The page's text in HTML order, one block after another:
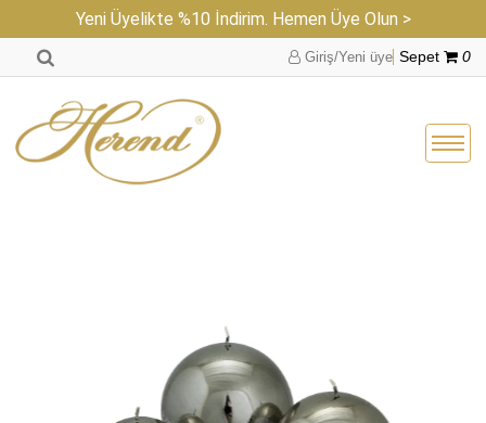
Yeni Üyelikte %10 İndirim. Hemen Üye Olun >
Giriş/Yeni üye Sepet 0